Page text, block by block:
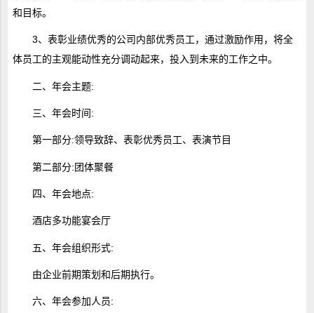
和目标。
3、表彰业绩优秀的公司内部优秀员工，通过激励作用，将全
体员工的主观能动性充分调动起来，投入到未来的工作之中。
二、年会主题:
三、年会时间:
第一部分:领导致辞、表彰优秀员工、表演节目
第二部分:团体聚餐
四、年会地点:
酒店多功能宴会厅
五、年会组织形式:
由企业前期策划和后期执行。
六、年会参加人员: